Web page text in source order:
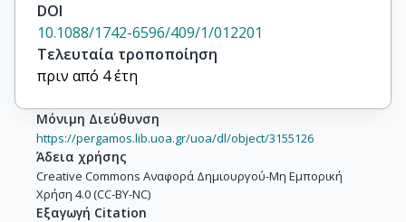
DOI
10.1088/1742-6596/409/1/012201
Τελευταία τροποποίηση
πριν από 4 έτη
Μόνιμη Διεύθυνση
https://pergamos.lib.uoa.gr/uoa/dl/object/3155126
Άδεια χρήσης
Creative Commons Αναφορά Δημιουργού-Μη Εμπορική
Χρήση 4.0 (CC-BY-NC)
Εξαγωγή Citation